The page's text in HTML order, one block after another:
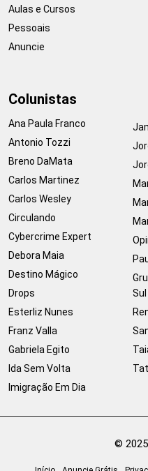
Aulas e Cursos
Pessoais
Anuncie
Colunistas
Ana Paula Franco
Antonio Tozzi
Breno DaMata
Carlos Martinez
Carlos Wesley
Circulando
Cybercrime Expert
Debora Maia
Destino Mágico
Drops
Esterliz Nunes
Franz Valla
Gabriela Egito
Ida Sem Volta
Imigração Em Dia
©